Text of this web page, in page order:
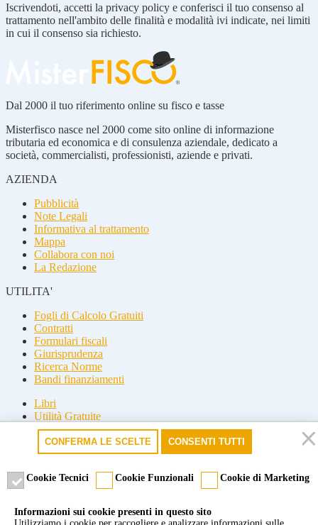
Iscrivendoti, accetti la privacy policy e conferisci il tuo consenso al
trattamento nell'ambito delle finalità e modalità ivi indicate, nei limiti
in cui il consenso sia richiesto.
Dal 2000 il tuo riferimento online su fisco e tasse
Misterfisco nasce nel 2000 come sito online di informazione
tributaria ed economica e di consulenza aziendale, dedicato a
società, commercialisti, professionisti, aziende e privati.
AZIENDA
Pubblicità
Note Legali
Informativa al trattamento
Mappa
Collabora con noi
La Redazione
UTILITA'
Fogli di Calcolo Gratuiti
Contratti
Formulari fiscali
Giurisprudenza
Ricerca Norme
Bandi finanziamenti
Libri
Utilità Gratuite
Guide fiscali
Seguici
Seguici
riproduzione parziale.
CONFERMA LE SCELTE CONSENTI TUTTI
Cookie Tecnici Cookie Funzionali Cookie di Marketing
Informazioni sui cookie presenti in questo sito